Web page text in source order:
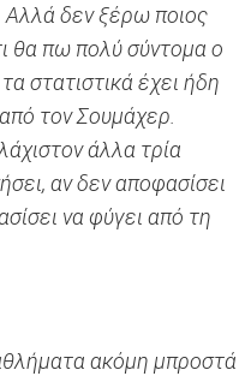
Αλλά δεν ξέρω ποιος
θα πω πολύ σύντομα ο
στατιστικά έχει ήδη
τον Σουμάχερ.
άλλα τρία
αν δεν αποφασίσει
να φύγει από τη
ακόμη μπροστά